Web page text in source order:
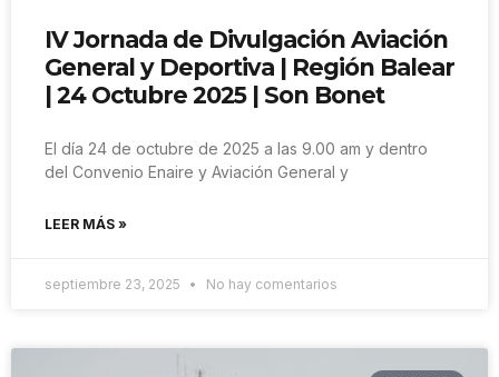
IV Jornada de Divulgación Aviación
General y Deportiva | Región Balear
| 24 Octubre 2025 | Son Bonet
El día 24 de octubre de 2025 a las 9.00 am y dentro
del Convenio Enaire y Aviación General y
LEER MÁS »
septiembre 23, 2025 No hay comentarios